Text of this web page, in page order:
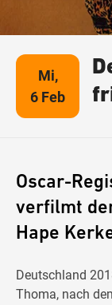
Mi,
6 Feb
Oscar-
verfilmt
Hape
Deutschland
Thoma, nach